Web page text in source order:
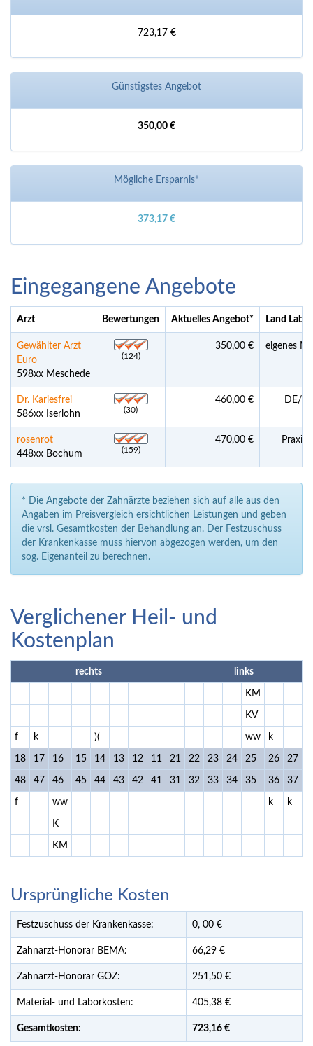
723,17 €
Günstigstes Angebot
350,00 €
Mögliche Ersparnis*
373,17 €
Eingegangene Angebote
Arzt Bewertungen Aktuelles Angebot* Land Labor
Gewählter Arzt
Euro
598xx Meschede
(124)
350,00 € eigenes
Dr. Kariesfrei
586xx Iserlohn
(30)
460,00 € DE/
rosenrot
448xx Bochum
(159)
470,00 €
* Die Angebote der Zahnärzte beziehen sich auf alle aus den
Angaben im Preisvergleich ersichtlichen Leistungen und geben
die vrsl. Gesamtkosten der Behandlung an. Der Festzuschuss
der Krankenkasse muss hiervon abgezogen werden, um den
sog. Eigenanteil zu berechnen.
Verglichener Heil- und
Kostenplan
rechts links
KM
KV
f k )( ww k
18 17 16 15 14 13 12 11 21 22 23 24 25 26 27
48 47 46 45 44 43 42 41 31 32 33 34 35 36 37
f ww k k
K
KM
Ursprüngliche Kosten
Festzuschuss der Krankenkasse: 0, 00 €
Zahnarzt-Honorar BEMA: 66,29 €
Zahnarzt-Honorar GOZ: 251,50 €
Material- und Laborkosten: 405,38 €
Gesamtkosten: 723,16 €